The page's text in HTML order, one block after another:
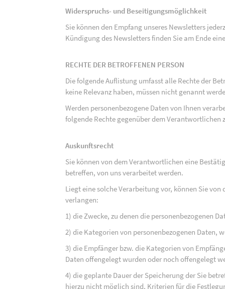
Widerspruchs- und Beseitigungsmöglichkeit
Sie können den Empfang unseres Newsletters
Kündigung des Newsletters finden Sie am Ende
RECHTE DER BETROFFENEN PERSON
Die folgende Auflistung umfasst alle Rechte der
keine Relevanz haben, müssen nicht genannt
Werden personenbezogene Daten von Ihnen
folgende Rechte gegenüber dem Verantwortlichen
Auskunftsrecht
Sie können von dem Verantwortlichen eine
betreffen, von uns verarbeitet werden.
Liegt eine solche Verarbeitung vor, können Sie
verlangen:
1) die Zwecke, zu denen die personenbezogenen
2) die Kategorien von personenbezogenen Daten,
3) die Empfänger bzw. die Kategorien von
Daten offengelegt wurden oder noch offengelegt
4) die geplante Dauer der Speicherung der Sie
hierzu nicht möglich sind, Kriterien für die